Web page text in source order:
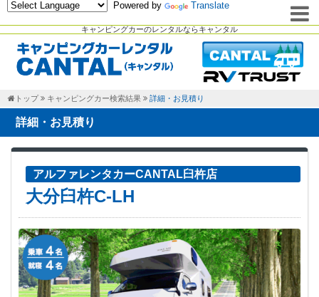
キャンピングカーのレンタルならキャンタル
Powered by Translate
トップ キャンピングカー検索結果 詳細・お見積り
詳細・お見積り
アルファレンタカーCANTAL臼杵店
大分臼杵C-LH